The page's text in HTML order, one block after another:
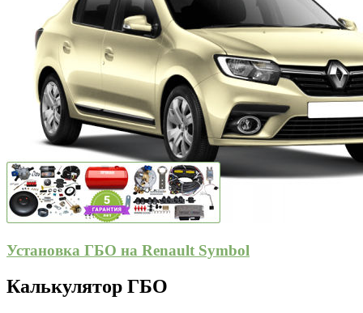
Установка ГБО на Renault Symbol
Калькулятор ГБО